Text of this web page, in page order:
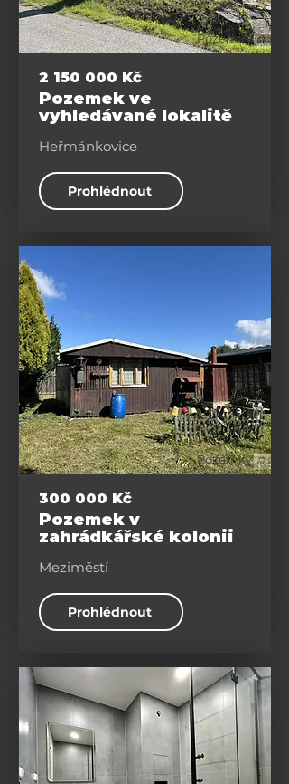
Pozemky
2 150 000 Kč
Pozemek ve
vyhledávané lokalitě
Heřmánkovice
Prohlédnout
Pozemky
300 000 Kč
Pozemek v
zahrádkářské kolonii
Meziměstí
Prohlédnout